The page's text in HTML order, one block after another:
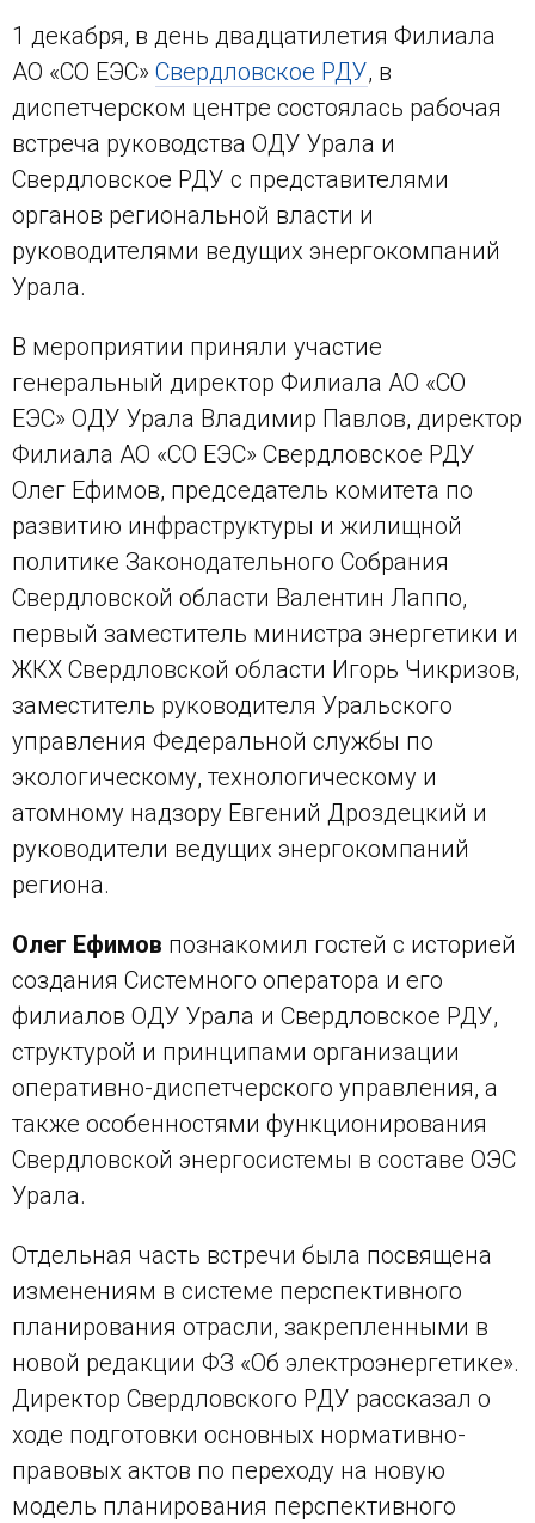
1 декабря, в день двадцатилетия Филиала
АО «СО ЕЭС» Свердловское РДУ, в
диспетчерском центре состоялась рабочая
встреча руководства ОДУ Урала и
Свердловское РДУ с представителями
органов региональной власти и
руководителями ведущих энергокомпаний
Урала.
В мероприятии приняли участие
генеральный директор Филиала АО «СО
ЕЭС» ОДУ Урала Владимир Павлов, директор
Филиала АО «СО ЕЭС» Свердловское РДУ
Олег Ефимов, председатель комитета по
развитию инфраструктуры и жилищной
политике Законодательного Собрания
Свердловской области Валентин Лаппо,
первый заместитель министра энергетики и
ЖКХ Свердловской области Игорь Чикризов,
заместитель руководителя Уральского
управления Федеральной службы по
экологическому, технологическому и
атомному надзору Евгений Дроздецкий и
руководители ведущих энергокомпаний
региона.
Олег Ефимов познакомил гостей с историей
создания Системного оператора и его
филиалов ОДУ Урала и Свердловское РДУ,
структурой и принципами организации
оперативно-диспетчерского управления, а
также особенностями функционирования
Свердловской энергосистемы в составе ОЭС
Урала.
Отдельная часть встречи была посвящена
изменениям в системе перспективного
планирования отрасли, закрепленными в
новой редакции ФЗ «Об электроэнергетике».
Директор Свердловского РДУ рассказал о
ходе подготовки основных нормативно-
правовых актов по переходу на новую
модель планирования перспективного